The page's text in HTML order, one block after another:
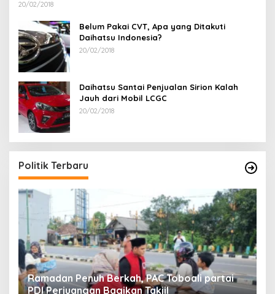
20/02/2018
Belum Pakai CVT, Apa yang Ditakuti
Daihatsu Indonesia?
20/02/2018
Daihatsu Santai Penjualan Sirion Kalah
Jauh dari Mobil LCGC
20/02/2018
Politik Terbaru
Ramadan Penuh Berkah, PAC Toboali partai
PDI Perjuangan Bagikan Takjil